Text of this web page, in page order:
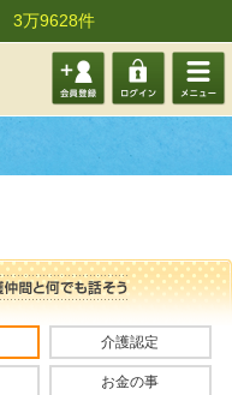
3万9628件
会員登 ログイ メニュ
介護認定
お金の事